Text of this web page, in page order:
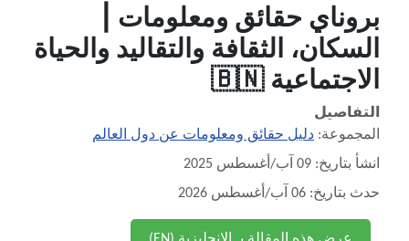
بروناي حقائق ومعلومات |
السكان، الثقافة والتقاليد والحياة
الاجتماعية 🇧🇳
التفاصيل
المجموعة: دليل حقائق ومعلومات عن دول العالم
انشأ بتاريخ: 09 آب/أغسطس 2025
حدث بتاريخ: 06 آب/أغسطس 2026